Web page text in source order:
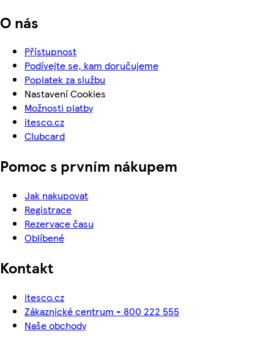
O nás
Přístupnost
Podívejte se, kam doručujeme
Poplatek za službu
Nastavení Cookies
Možnosti platby
itesco.cz
Clubcard
Pomoc s prvním nákupem
Jak nakupovat
Registrace
Rezervace času
Oblíbené
Kontakt
itesco.cz
Zákaznické centrum - 800 222 555
Naše obchody